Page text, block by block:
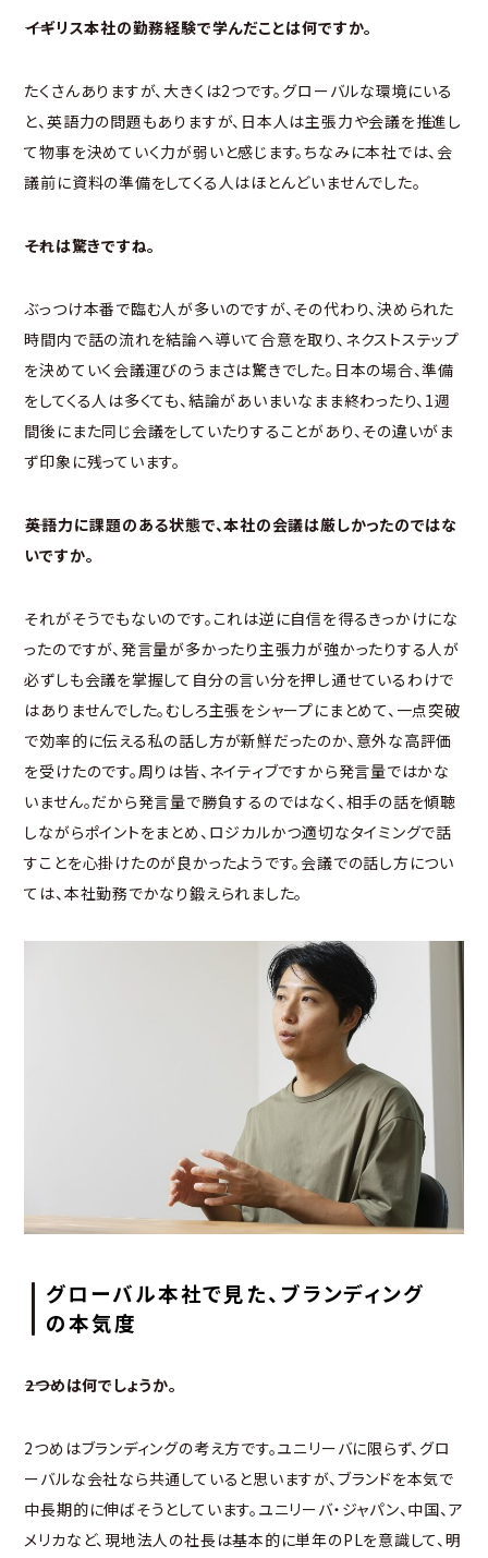
――イギリス本社の勤務経験で学んだことは何ですか。
たくさんありますが、大きくは2つです。グローバルな環境にいる
と、英語力の問題もありますが、日本人は主張力や会議を推進し
て物事を決めていく力が弱いと感じます。ちなみに本社では、会
議前に資料の準備をしてくる人はほとんどいませんでした。
――それは驚きですね。
ぶっつけ本番で臨む人が多いのですが、その代わり、決められた
時間内で話の流れを結論へ導いて合意を取り、ネクストステップ
を決めていく会議運びのうまさは驚きでした。日本の場合、準備
をしてくる人は多くても、結論があいまいなまま終わったり、1週
間後にまた同じ会議をしていたりすることがあり、その違いがま
ず印象に残っています。
――英語力に課題のある状態で、本社の会議は厳しかったのではな
いですか。
それがそうでもないのです。これは逆に自信を得るきっかけにな
ったのですが、発言量が多かったり主張力が強かったりする人が
必ずしも会議を掌握して自分の言い分を押し通せているわけで
はありませんでした。むしろ主張をシャープにまとめて、一点突破
で効率的に伝える私の話し方が新鮮だったのか、意外な高評価
を受けたのです。周りは皆、ネイティブですから発言量ではかな
いません。だから発言量で勝負するのではなく、相手の話を傾聴
しながらポイントをまとめ、ロジカルかつ適切なタイミングで話
すことを心掛けたのが良かったようです。会議での話し方につい
ては、本社勤務でかなり鍛えられました。
グローバル本社で見た、ブランディング
の本気度
――2つめは何でしょうか。
2つめはブランディングの考え方です。ユニリーバに限らず、グロ
ーバルな会社なら共通していると思いますが、ブランドを本気で
中長期的に伸ばそうとしています。ユニリーバ・ジャパン、中国、ア
メリカなど、現地法人の社長は基本的に単年のPLを意識して、明